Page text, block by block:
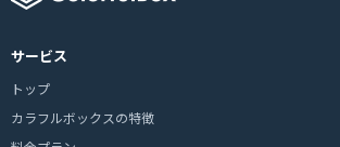
サービス
トップ
カラフルボックスの特徴